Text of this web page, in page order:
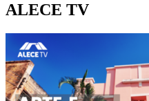
ALECE TV